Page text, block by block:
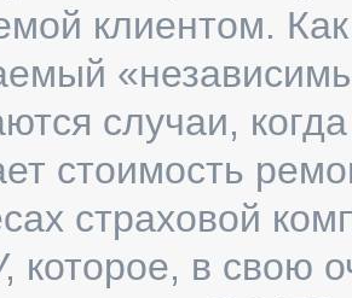
клиентом.
случаи,
стоимость
страховой
в свою